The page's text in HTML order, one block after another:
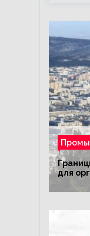
для